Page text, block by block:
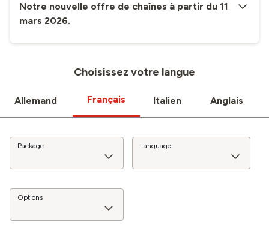
Notre nouvelle offre de chaînes à partir du 11
mars 2026.
Choisissez votre langue
Allemand Français Italien Anglais
Package Language
Options